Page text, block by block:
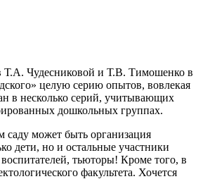
Т.А. Чудесниковой и Т.В. Тимошенко в
целую серию опытов, вовлекая
в несколько серий, учитывающих
дошкольных группах.
саду может быть организация
дети, но и остальные участники
тьюторы! Кроме того, в
факультета. Хочется